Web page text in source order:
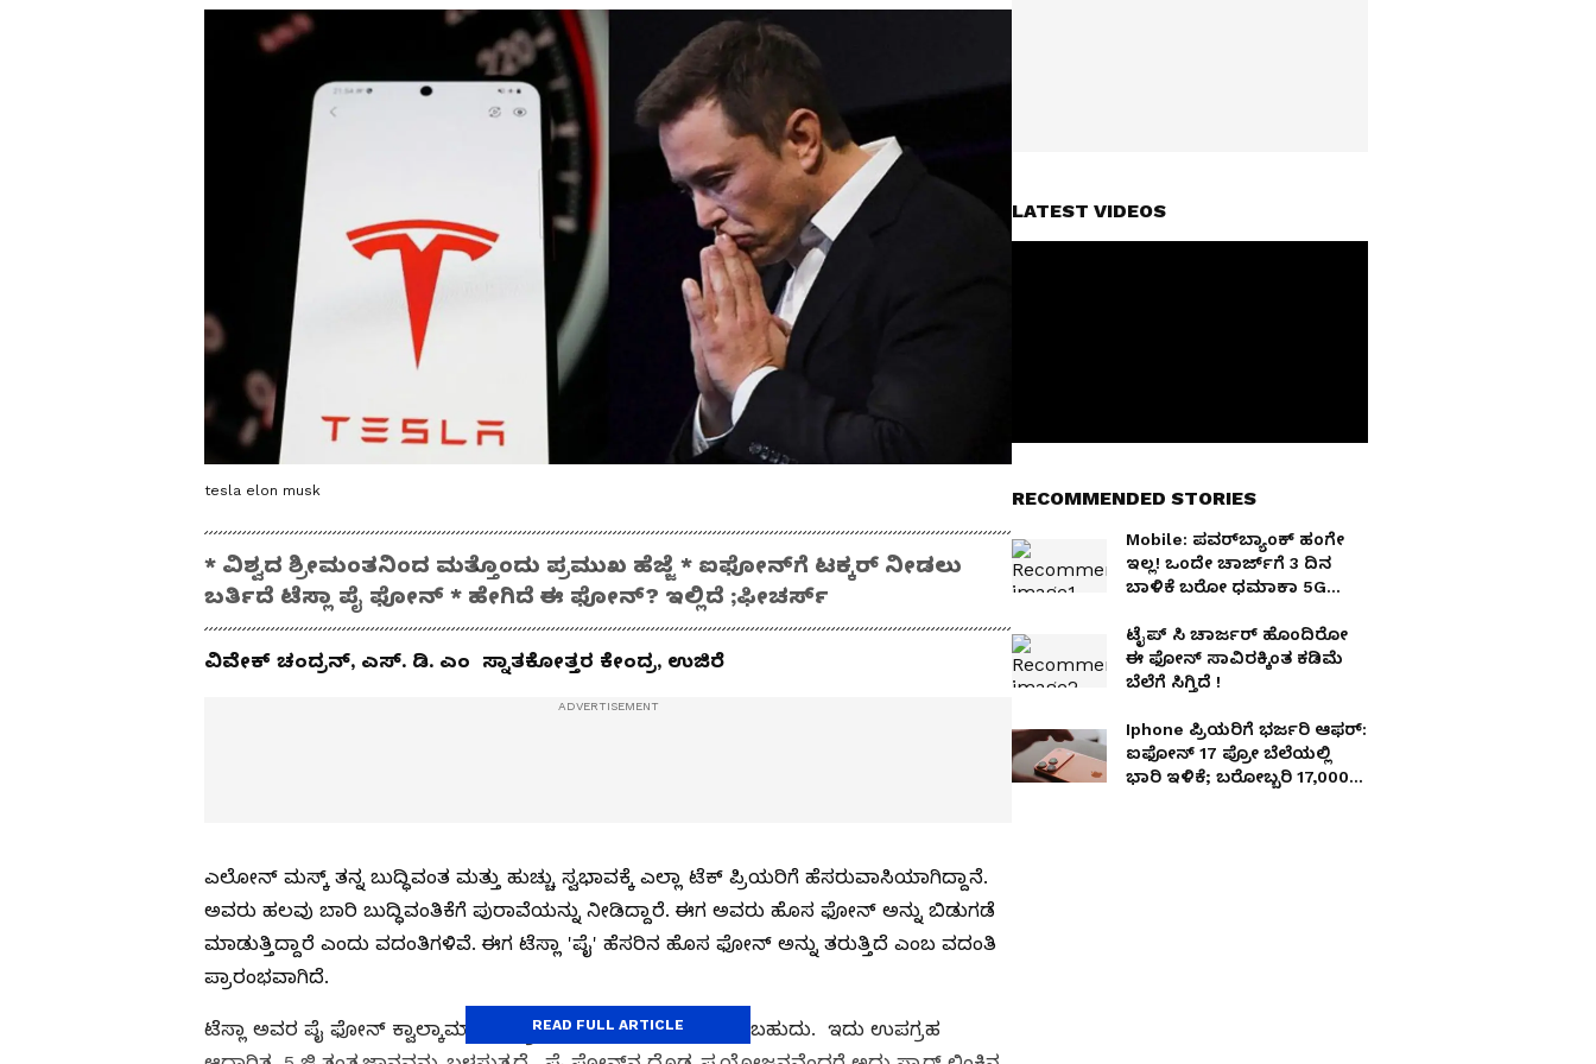
tesla elon musk
* ವಿಶ್ವದ ಶ್ರೀಮಂತನಿಂದ ಮತ್ತೊಂದು ಪ್ರಮುಖ ಹೆಜ್ಜೆ * ಐಫೋನ್‌ಗೆ ಟಕ್ಕರ್ ನೀಡಲು
ಬರ್ತಿದೆ ಟೆಸ್ಲಾ ಪೈ ಫೋನ್ * ಹೇಗಿದೆ ಈ ಫೋನ್? ಇಲ್ಲಿದೆ ;ಫೀಚರ್ಸ್‌
ವಿವೇಕ್ ಚಂದ್ರನ್, ಎಸ್. ಡಿ. ಎಂ ಸ್ನಾತಕೋತ್ತರ ಕೇಂದ್ರ, ಉಜಿರೆ
ಎಲೋನ್ ಮಸ್ಕ್ ತನ್ನ ಬುದ್ಧಿವಂತ ಮತ್ತು ಹುಚ್ಚು ಸ್ವಭಾವಕ್ಕೆ ಎಲ್ಲಾ ಟೆಕ್ ಪ್ರಿಯರಿಗೆ ಹೆಸರುವಾಸಿಯಾಗಿದ್ದಾನೆ.
ಅವರು ಹಲವು ಬಾರಿ ಬುದ್ಧಿವಂತಿಕೆಗೆ ಪುರಾವೆಯನ್ನು ನೀಡಿದ್ದಾರೆ. ಈಗ ಅವರು ಹೊಸ ಫೋನ್ ಅನ್ನು ಬಿಡುಗಡೆ
ಮಾಡುತ್ತಿದ್ದಾರೆ ಎಂದು ವದಂತಿಗಳಿವೆ. ಈಗ ಟೆಸ್ಲಾ 'ಪೈ' ಹೆಸರಿನ ಹೊಸ ಫೋನ್ ಅನ್ನು ತರುತ್ತಿದೆ ಎಂಬ ವದಂತಿ
ಪ್ರಾರಂಭವಾಗಿದೆ.
ಟೆಸ್ಲಾ ಅವರ ಪೈ ಫೋನ್ ಕ್ವಾಲ್ಕಾಮ್ ಸ್ನಾಪ್ಡ್ರಾಗನ್ ಚಿಪ್ಸೆಟ್ ಅನ್ನು ಹೊಂದಿರಬಹುದು. ಇದು ಉಪಗ್ರಹ
READ FULL ARTICLE
LATEST VIDEOS
RECOMMENDED STORIES
Mobile: ಪವರ್‌ಬ್ಯಾಂಕ್ ಹಂಗೇ
ಇಲ್ಲ! ಒಂದೇ ಚಾರ್ಜ್‌ಗೆ 3 ದಿನ
ಬಾಳಿಕೆ ಬರೋ ಧಮಾಕಾ 5G
ಕುಕ್ಕುವ ಫೀಚರ್ಸ್!
ಟೈಪ್ ಸಿ ಚಾರ್ಜರ್ ಹೊಂದಿರೋ
ಈ ಫೋನ್ ಸಾವಿರಕ್ಕಿಂತ ಕಡಿಮೆ
ಬೆಲೆಗೆ ಸಿಗ್ತಿದೆ !
Iphone ಪ್ರಿಯರಿಗೆ ಭರ್ಜರಿ ಆಫರ್:
ಐಫೋನ್ 17 ಪ್ರೋ ಬೆಲೆಯಲ್ಲಿ
ಭಾರಿ ಇಳಿಕೆ; ಬರೋಬ್ಬರಿ ₹17,000